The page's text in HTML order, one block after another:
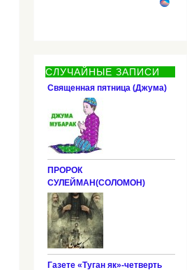
СЛУЧАЙНЫЕ ЗАПИСИ
Священная пятница (Джума)
ПРОРОК
СУЛЕЙМАН(СОЛОМОН)
Газете «Туган як»-четверть